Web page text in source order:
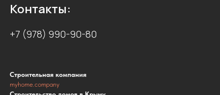
Контакты:
+7 (978) 990-90-80
Строительная компания
myhome.company